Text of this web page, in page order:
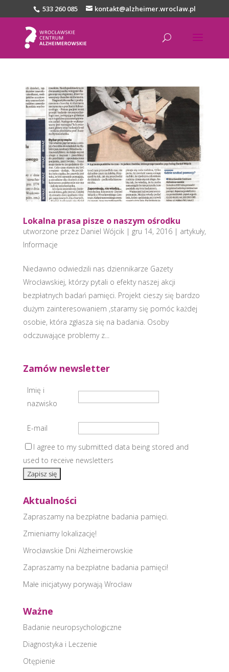
533 260 085 kontakt@alzheimer.wroclaw.pl
Lokalna prasa pisze o naszym ośrodku
utworzone przez Daniel Wójcik| gru 14, 2016| artykuły,
Informacje
Niedawno odwiedzili nas dziennikarze Gazety
Wrocławskiej, którzy pytali o efekty naszej akcji
bezpłatnych badań pamięci. Projekt cieszy się bardzo
dużym zainteresowaniem ,staramy się pomóc każdej
osobie, która zgłasza się na badania. Osoby
odczuwające problemy z...
Zamów newsletter
Imię i
nazwisko
E-mail
I agree to my submitted data being stored and
used to receive newsletters
Aktualności
Zapraszamy na bezpłatne badania pamięci.
Zmieniamy lokalizację!
Wrocławskie Dni Alzheimerowskie
Zapraszamy na bezpłatne badania pamięci!
Małe inicjatywy porywają Wrocław
Ważne
Badanie neuropsychologiczne
Diagnostyka i Leczenie
Otępienie